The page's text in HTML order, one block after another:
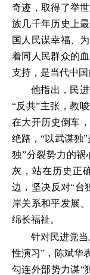
奇迹，取得了举
族几千年历史上
国人民谋幸福、
着同人民群众的
支持，是当代中国
他指出，民
“反共”主张，教
在大开历史倒车
绝路，“以武谋独
独”分裂势力的祸
灰，站在历史正
边，坚决反对“台
岸关系和平发展
绵长福祉。
针对民进党
性演习”，陈斌华
勾连外部势力谋“